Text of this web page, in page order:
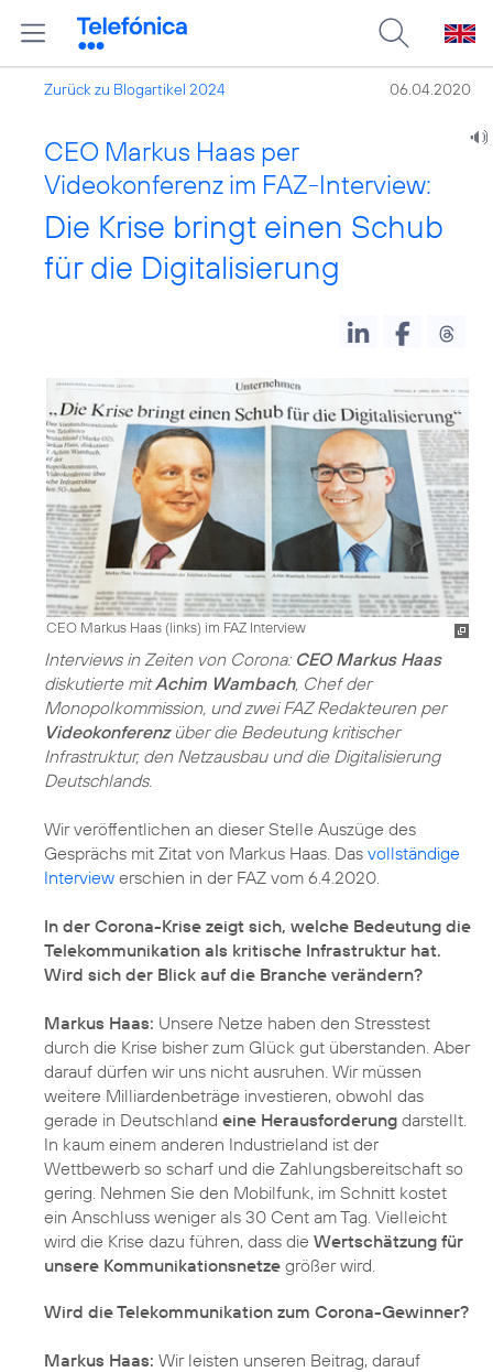
Zurück zu Blogartikel 2024 06.04.2020
CEO Markus Haas per
Videokonferenz im FAZ-Interview:
Die Krise bringt einen Schub
für die Digitalisierung
CEO Markus Haas (links) im FAZ Interview
Interviews in Zeiten von Corona: CEO Markus Haas
diskutierte mitAchim Wambach, Chef der
Monopolkommission, und zwei FAZ Redakteuren per
Videokonferenzüber die Bedeutung kritischer
Infrastruktur, den Netzausbau und die Digitalisierung
Deutschlands.
Wir veröffentlichen an dieser Stelle Auszüge des
Gesprächs mit Zitat von Markus Haas. Das vollständige
Interview erschien in der FAZ vom 6.4.2020.
In der Corona-Krise zeigt sich, welche Bedeutung die
Telekommunikation als kritische Infrastruktur hat.
Wird sich der Blick auf die Branche verändern?
Markus Haas: Unsere Netze haben den Stresstest
durch die Krise bisher zum Glück gut überstanden. Aber
darauf dürfen wir uns nicht ausruhen. Wir müssen
weitere Milliardenbeträge investieren, obwohl das
gerade in Deutschland eine Herausforderung darstellt.
In kaum einem anderen Industrieland ist der
Wettbewerb so scharf und die Zahlungsbereitschaft so
gering. Nehmen Sie den Mobilfunk, im Schnitt kostet
ein Anschluss weniger als 30 Cent am Tag. Vielleicht
wird die Krise dazu führen, dass die Wertschätzung für
unsere Kommunikationsnetze größer wird.
Wird die Telekommunikation zum Corona-Gewinner?
Markus Haas: Wir leisten unseren Beitrag, darauf